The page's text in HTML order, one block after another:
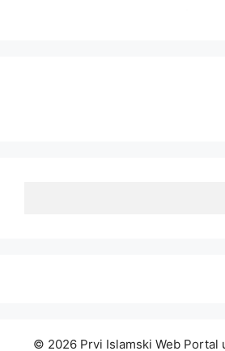
© 2026 Prvi Islamski Web Portal